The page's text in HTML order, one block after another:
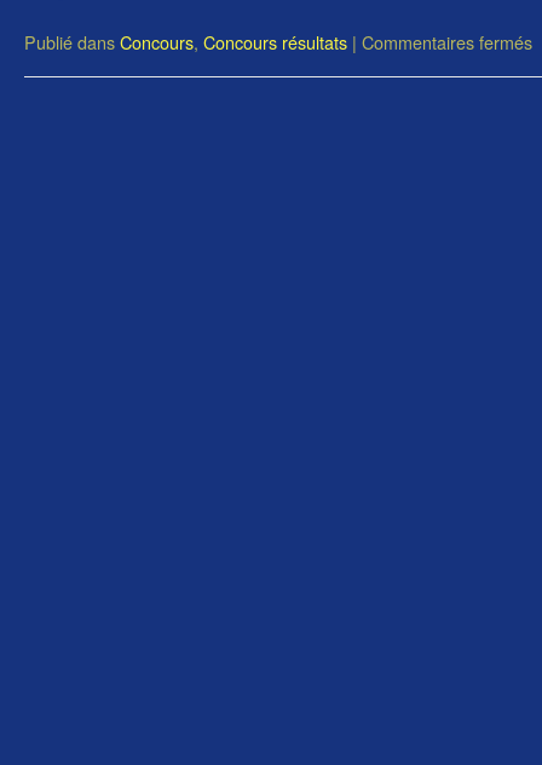
Publié dansConcours, Concours résultats | Commentaires fermés